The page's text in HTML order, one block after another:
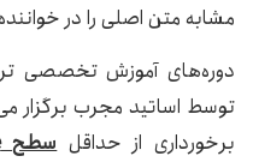
مشابه متن اصلی را در
دوره‌های آموزش تخصصی
توسط اساتید مجرب برگزار
برخورداری از حداقلسطح